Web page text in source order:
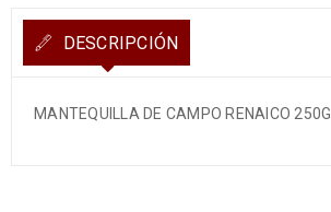
DESCRIPCIÓN
MANTEQUILLA DE CAMPO RENAICO 250G